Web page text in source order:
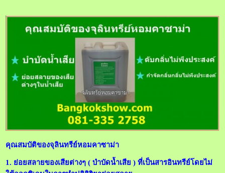
คุณสมบัติของจุลินทรีย์หอมคาซาม่า
1. ย่อยสลายของเสียต่างๆ ( บำบัดน้ำเสีย ) ที่เป็นสารอินทรีย์โดยไม่